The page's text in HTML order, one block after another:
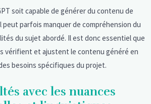
soit capable de générer du contenu de
parfois manquer de compréhension du
du sujet abordé. Il est donc essentiel que
vérifient et ajustent le contenu généré en
besoins spécifiques du projet.
avec les nuances